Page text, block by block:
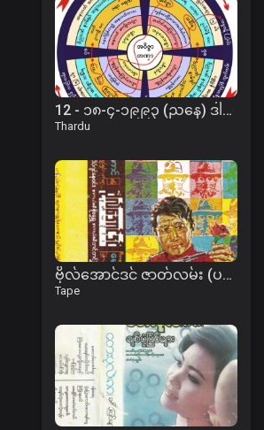
12 - ၁၈-၄-၁၉၉၃ (ညနေ) ဒါရုက္ခန္ဓောပမသုတ်
Thardu
ဗိုလ်အောင်ဒင် ဇာတ်လမ်း (ပထမအခွေ)
Tape